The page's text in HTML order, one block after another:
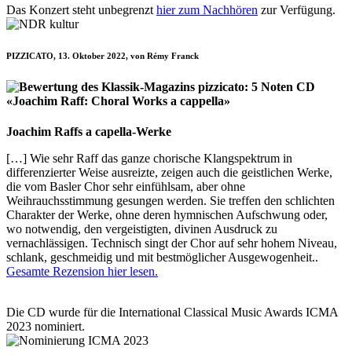
Das Konzert steht unbegrenzt hier zum Nachhören zur Verfügung.
PIZZICATO, 13. Oktober 2022, von Rémy Franck
CD
«Joachim Raff: Choral Works a cappella»
Joachim Raffs a capella-Werke
[…] Wie sehr Raff das ganze chorische Klangspektrum in
differenzierter Weise ausreizte, zeigen auch die geistlichen Werke,
die vom Basler Chor sehr einfühlsam, aber ohne
Weihrauchsstimmung gesungen werden. Sie treffen den schlichten
Charakter der Werke, ohne deren hymnischen Aufschwung oder,
wo notwendig, den vergeistigten, divinen Ausdruck zu
vernachlässigen. Technisch singt der Chor auf sehr hohem Niveau,
schlank, geschmeidig und mit bestmöglicher Ausgewogenheit..
Gesamte Rezension hier lesen.
Die CD wurde für die International Classical Music Awards ICMA
2023 nominiert.